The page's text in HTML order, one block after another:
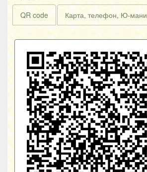
QR code Карта, телефон, Ю-мани